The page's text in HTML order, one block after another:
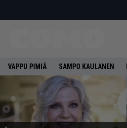
VAPPU PIMIÄ SAMPO KAULANEN